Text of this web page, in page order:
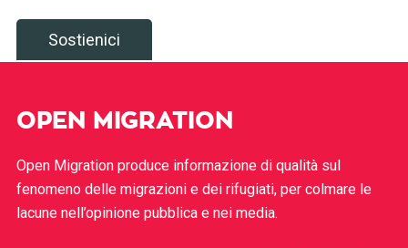
Sostienici
OPEN MIGRATION
Open Migration produce informazione di qualità sul
fenomeno delle migrazioni e dei rifugiati, per colmare le
lacune nell’opinione pubblica e nei media.